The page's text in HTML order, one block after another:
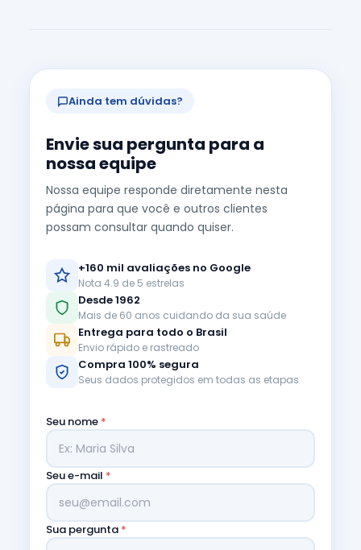
Ainda tem dúvidas?
Envie sua pergunta para a
nossa equipe
Nossa equipe responde diretamente nesta
página para que você e outros clientes
possam consultar quando quiser.
+160 mil avaliações no Google
Nota 4.9 de 5 estrelas
Desde 1962
Mais de 60 anos cuidando da sua saúde
Entrega para todo o Brasil
Envio rápido e rastreado
Compra 100% segura
Seus dados protegidos em todas as etapas
Seu nome *
Seu e-mail *
Sua pergunta *